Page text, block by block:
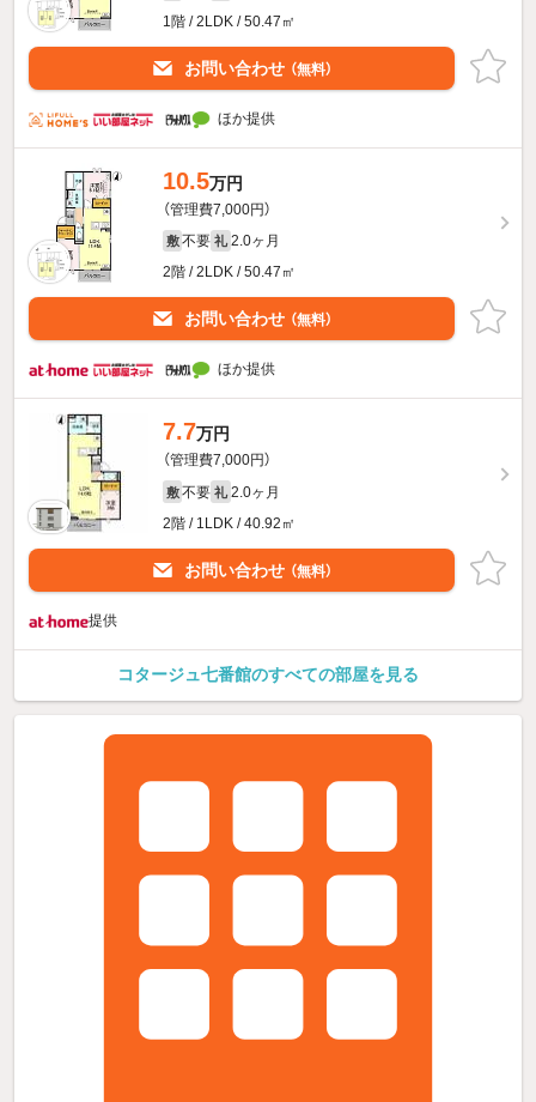
1階 / 2LDK / 50.47㎡
お問い合わせ （無料）
ほか提供
10.5万円
（管理費7,000円）
敷 不要 礼 2.0ヶ月
2階 / 2LDK / 50.47㎡
お問い合わせ （無料）
ほか提供
7.7万円
（管理費7,000円）
敷 不要 礼 2.0ヶ月
2階 / 1LDK / 40.92㎡
お問い合わせ （無料）
提供
コタージュ七番館のすべての部屋を見る